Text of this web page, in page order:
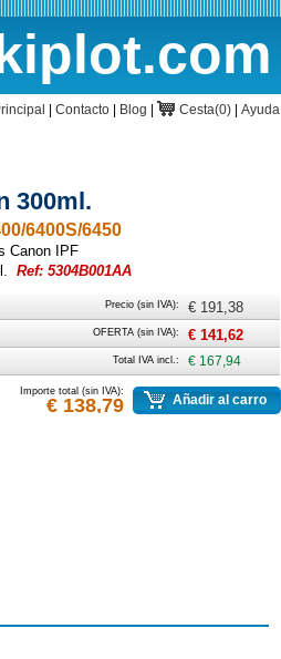
Contacto Blog CestaCesta(0) Ayuda
300ml.
6400S/6450
Canon IPF
Ref: 5304B001AA
Precio (sin IVA): € 191,38
OFERTA (sin IVA): € 141,62
Total IVA incl.: € 167,94
Importe total (sin IVA):
€ 138,79 Añadir al carro